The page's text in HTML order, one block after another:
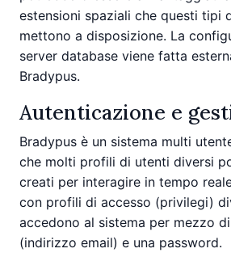
estensioni spaziali che questi tipi
mettono a disposizione. La
server database viene fatta
Bradypus.
Autenticazione e
Bradypus è un sistema multi
che molti profili di utenti diversi
creati per interagire in tempo
con profili di accesso (privilegi)
accedono al sistema per mezzo
(indirizzo email) e una password.